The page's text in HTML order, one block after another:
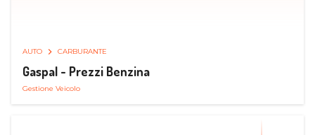
AUTO CARBURANTE
Gaspal - Prezzi Benzina
Gestione Veicolo